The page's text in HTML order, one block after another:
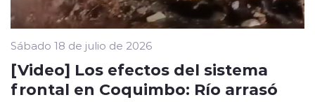
Sábado 18 de julio de 2026
[Video] Los efectos del sistema
frontal en Coquimbo: Río arrasó